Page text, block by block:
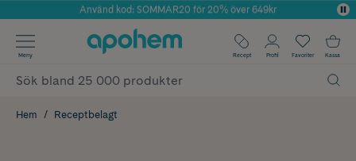
Årets Butik 2025 inom Skönhet
Använd kod: SOMMAR20 för 20% över 649kr
✓ Fri frakt
✓ Poäng på alla köp*
Meny Recept Profil Favoriter Kassa
Hem Receptbelagt